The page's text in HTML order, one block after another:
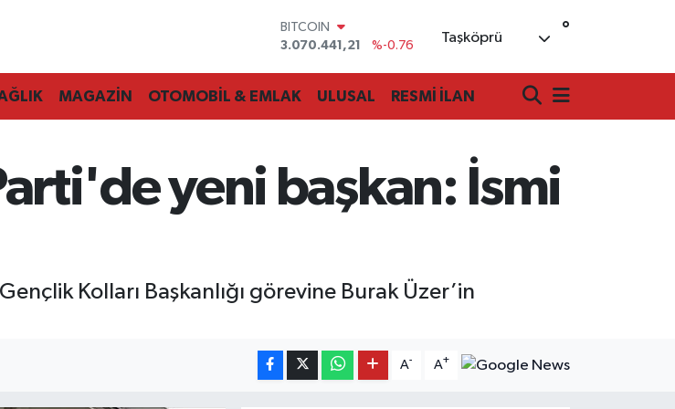
BITCOIN
3.070.441,21
%-0.76
EURO
55,0265
%0.01
6618.49
%2.12
Taşköprü °
MAGAZİN OTOMOBİL & EMLAK ULUSAL RESMİ İLAN
yeni başkan: İsmi
Kolları Başkanlığı görevine Burak Üzer’in
A- A+